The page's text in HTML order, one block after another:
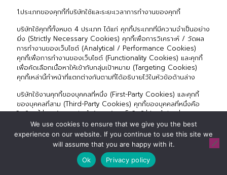
1.ประเภทของคุกกี้ที่บริษัทใช้และระยะเวลาการทำงานของคุกกี้
บริษัทใช้คุกกี้ทั้งหมด 4 ประเภท ได้แก่ คุกกี้ประเภทที่มีความจำเป็นอย่าง
ยิ่ง (Strictly Necessary Cookies) คุกกี้เพื่อการวิเคราะห์ / วัดผล
การทำงานของเว็บไซต์ (Analytical / Performance Cookies)
คุกกี้เพื่อการทำงานของเว็บไซต์ (Functionality Cookies) และคุกกี้
เพื่อคัดเลือกเนื้อหาให้เข้ากับกลุ่มเป้าหมาย (Targeting Cookies)
คุกกี้เหล่านี้ทำหน้าที่แตกต่างกันตามที่ได้อธิบายไว้ในหัวข้อด้านล่าง
บริษัทใช้งานคุกกี้ของบุคคลที่หนึ่ง (First-Party Cookies) และคุกกี้
ของบุคคลที่สาม (Third-Party Cookies) คุกกี้ของบุคคลที่หนึ่งคือ
ไฟล์คุกกี้ที่ถูกสร้างและบันทึกข้อมูลด้วยเว็บไซต์ที่ท่านกำลังเยี่ยมชม
คุกกี้ชนิดนี้จะถูกอ่านโดยเว็บไซต์ที่เป็นผู้สร้างและทำการบันทึกข้อมูลของ
ท่านเท่านั้น คุกกี้ของบุคคลที่สาม คือไฟล์คุกกี้ที่ถูกสร้างและบันทึกโดย
โดเมนที่แตกต่างจากเว็บไซต์ที่ท่านกำลังเยี่ยมชม และสามารถแบ่งปัน
ไฟล์คุกกี้ที่บันทึกข้อมูลของท่านให้เว็บไซต์ใด ๆ ได้อย่างอิสระ
นอกจากนี้ คุกกี้ที่บริษัทใช้จะเป็นคุกกี้แบบช่วงเวลา (Session
We use cookies to ensure that we give you the best
experience on our website. If you continue to use this site we
will assume that you are happy with it.
Ok
Privacy policy